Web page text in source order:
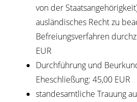
von der
ausländisches Recht zu
Befreiungsverfahren
EUR
Durchführung und
Eheschließung: 45,00 EUR
standesamtliche Trauung